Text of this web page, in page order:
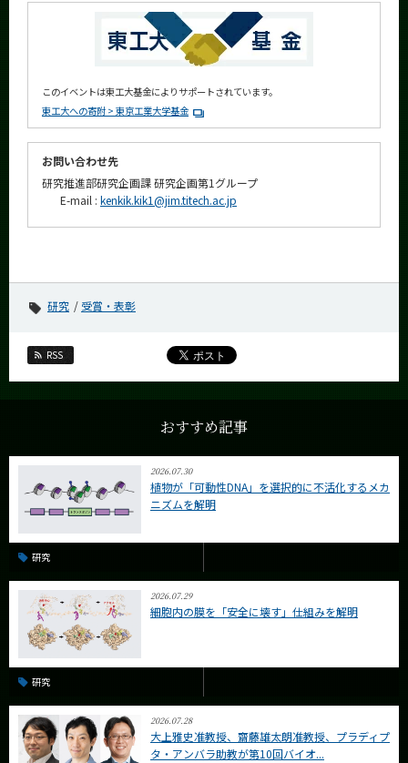
このイベントは東工大基金によりサポートされています。
東工大への寄附 > 東京工業大学基金
お問い合わせ先
研究推進部研究企画課 研究企画第1グループ
E-mail : kenkik.kik1@jim.titech.ac.jp
研究 受賞・表彰
RSS
おすすめ記事
2026.07.30
植物が「可動性DNA」を選択的に不活化するメカ
ニズムを解明
研究
2026.07.29
細胞内の膜を「安全に壊す」仕組みを解明
研究
2026.07.28
大上雅史准教授、齋藤雄太朗准教授、プラディプ
タ・アンバラ助教が第10回バイオ...